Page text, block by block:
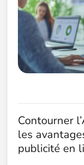
Contourner
les
publicité en